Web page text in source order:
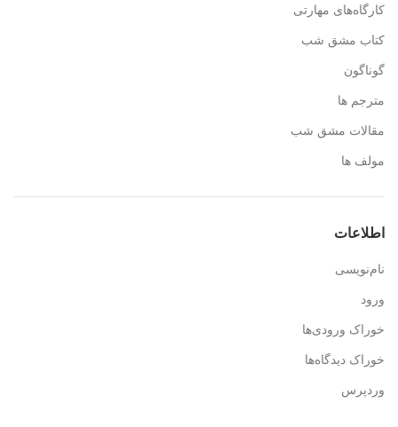
کارگاه‌های مهارتی
کتاب مشق شب
گوناگون
مترجم ها
مقالات مشق شب
مولف ها
اطلاعات
نام‌نویسی
ورود
خوراک ورودی‌ها
خوراک دیدگاه‌ها
وردپرس